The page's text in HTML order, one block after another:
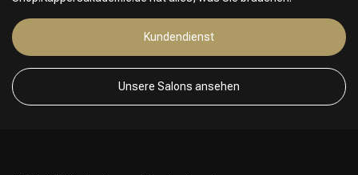
Kundendienst
Unsere Salons ansehen